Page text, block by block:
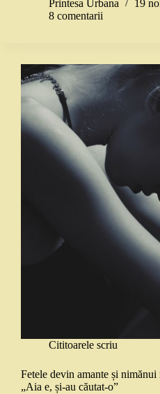
Printesa Urbana
19
8 comentarii
Cititoarele scriu
Fetele devin amante și nimănui
„Aia e, și-au căutat-o”